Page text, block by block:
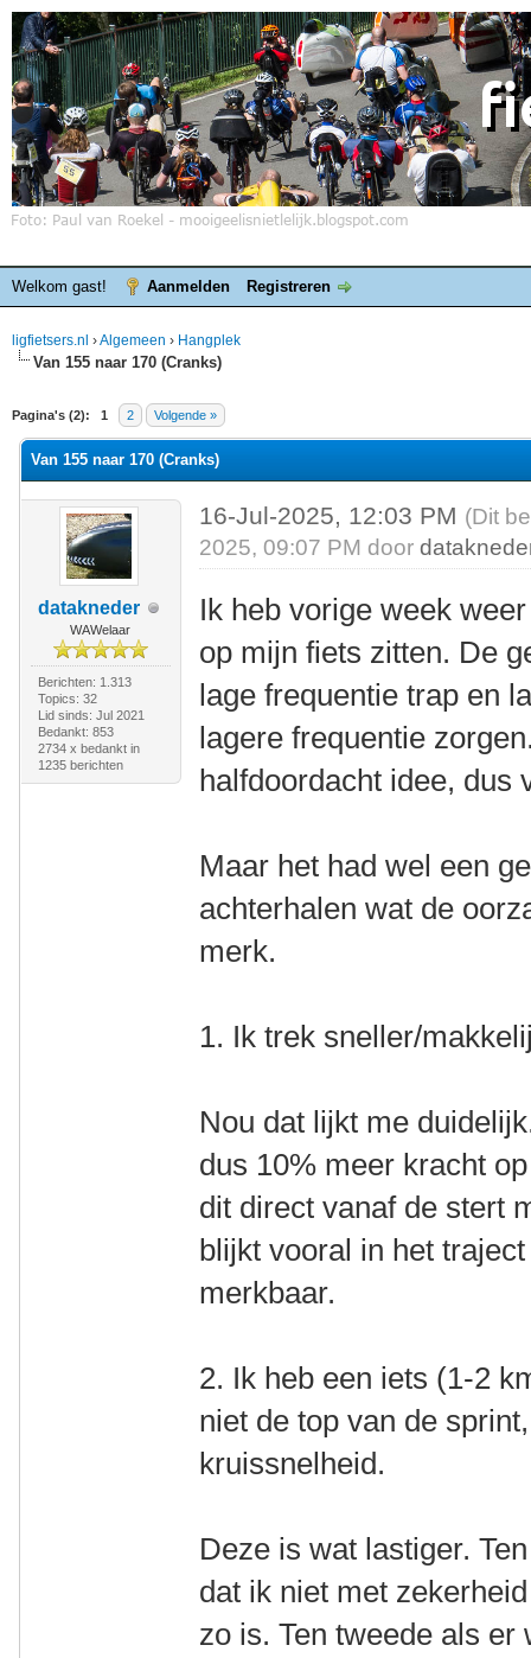
Welkom gast! Aanmelden Registreren
ligfietsers.nl ›Algemeen › Hangplek
Van 155 naar 170 (Cranks)
Pagina's (2): 1 2 Volgende »
waardering is 0
Van 155 naar 170 (Cranks)
datakneder
WAWelaar
Berichten: 1.313
Topics: 32
Lid sinds: Jul 2021
Bedankt: 853
2734 x bedankt in
1235 berichten
16-Jul-2025, 12:03 PM (Dit
2025, 09:07 PM door
Ik heb vorige week
op mijn fiets zitten. De
lage frequentie trap en
lagere frequentie
halfdoordacht idee, dus
Maar het had wel een
achterhalen wat de
merk.
1. Ik trek sneller/
Nou dat lijkt me
dus 10% meer kracht
dit direct vanaf de stert
blijkt vooral in het
merkbaar.
2. Ik heb een iets (1-2
niet de top van de
kruissnelheid.
Deze is wat lastiger.
dat ik niet met
zo is. Ten tweede als